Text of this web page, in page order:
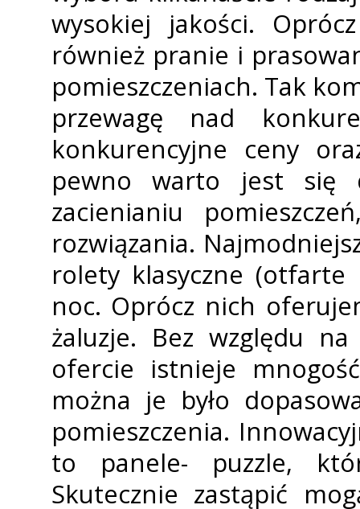
wysokiej jakości.
również pranie i
pomieszczeniach. Tak
przewagę nad
konkurencyjne ceny
pewno warto jest się
zacienianiu
rozwiązania.
rolety klasyczne
noc. Oprócz nich
żaluzje. Bez względu
ofercie istnieje
można je było
pomieszczenia.
to panele- puzzle,
Skutecznie zastąpić